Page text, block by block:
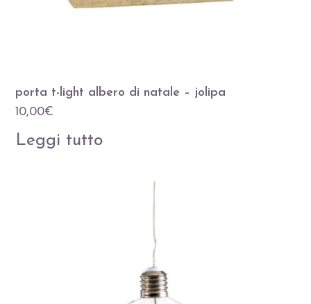
porta t-light albero di natale – jolipa
10,00€
Leggi tutto